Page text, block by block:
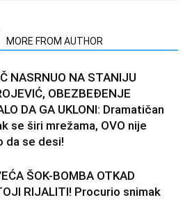
MORE FROM AUTHOR
NASRNUO NA STANIJU
OBEZBEĐENJE
DA GA UKLONI: Dramatičan
se širi mrežama, OVO nije
da se desi!
ŠOK-BOMBA OTKAD
RIJALITI! Procurio snimak